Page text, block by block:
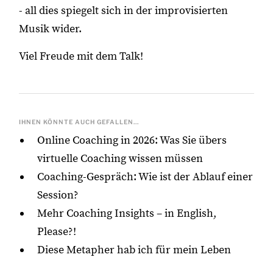
- all dies spiegelt sich in der improvisierten
Musik wider.
Viel Freude mit dem Talk!
IHNEN KÖNNTE AUCH GEFALLEN...
Online Coaching in 2026: Was Sie übers
virtuelle Coaching wissen müssen
Coaching-Gespräch: Wie ist der Ablauf einer
Session?
Mehr Coaching Insights – in English,
Please?!
Diese Metapher hab ich für mein Leben